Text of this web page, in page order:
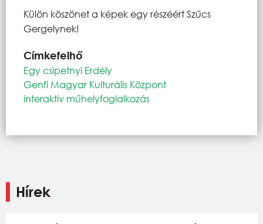
Külön köszönet a képek egy részéért Szűcs
Gergelynek!
Címkefelhő
Egy csipetnyi Erdély
Genfi Magyar Kulturális Központ
interaktív műhelyfoglalkozás
Hírek